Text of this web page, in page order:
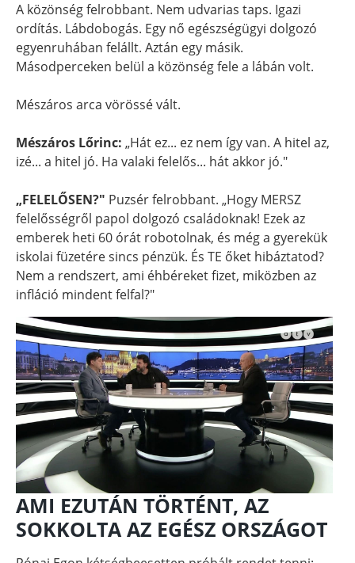
A közönség felrobbant. Nem udvarias taps. Igazi
ordítás. Lábdobogás. Egy nő egészségügyi dolgozó
egyenruhában felállt. Aztán egy másik.
Másodperceken belül a közönség fele a lábán volt.
Mészáros arca vörössé vált.
Mészáros Lőrinc: „Hát ez... ez nem így van. A hitel az,
izé... a hitel jó. Ha valaki felelős... hát akkor jó."
„FELELŐSEN?" Puzsér felrobbant. „Hogy MERSZ
felelősségről papol dolgozó családoknak! Ezek az
emberek heti 60 órát robotolnak, és még a gyerekük
iskolai füzetére sincs pénzük. És TE őket hibáztatod?
Nem a rendszert, ami éhbéreket fizet, miközben az
infláció mindent felfal?"
AMI EZUTÁN TÖRTÉNT, AZ
SOKKOLTA AZ EGÉSZ ORSZÁGOT